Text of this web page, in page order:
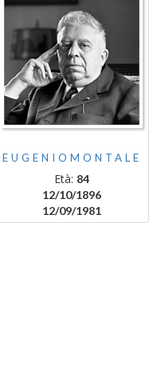
EUGENIOMONTALE
Età: 84
12/10/1896
12/09/1981